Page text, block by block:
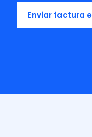
Enviar factura